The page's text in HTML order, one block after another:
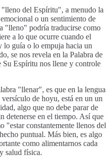
"lleno del Espíritu", a menudo la
o un sentimiento de
"lleno" podría traducirse como
a lo que ocurre cuando el
lo guía o lo empuja hacia un
se nos revela en la Palabra de
Su Espíritu nos llene y controle
"llenar", es que en la lengua
de hoyu, está en un un
algo que no debe parar de
detenerse en el tiempo. Así que
"estar constantemente llenos del
puntual. Más bien, es algo
como alimentarnos cada
salud física.